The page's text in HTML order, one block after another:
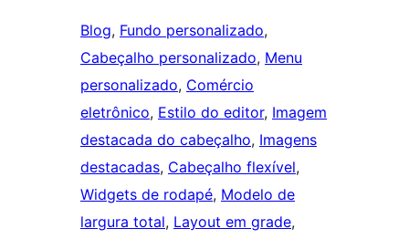
Blog, Fundo personalizado
Cabeçalho personalizado, Menu
personalizado, Comércio
eletrônico, Estilo do editor, Imagem
destacada do cabeçalho, Imagens
destacadas, Cabeçalho flexível
Widgets de rodapé, Modelo de
largura total, Layout em grade